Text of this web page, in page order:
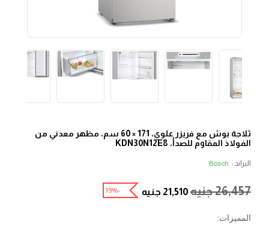
ثلاجة بوش مع فريزر علوي، 171 × 60 سم، مظهر معدني من
الفولاذ المقاوم للصدأ، KDN30N12E8
البراند : Bosch
26,457جنيه 21,510 جنيه -19%
المميزات: